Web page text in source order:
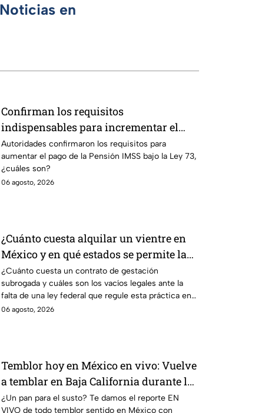
en
Confirman los requisitos
indispensables para incrementar el
pago de la Pensión IMSS bajo el
régimen de la Ley 73
Autoridades confirmaron los requisitos para
aumentar el pago de la Pensión IMSS bajo la Ley 73,
¿cuáles son?
06 agosto, 2026
¿Cuánto cuesta alquilar un vientre en
México y en qué estados se permite la
gestación subrogada?
¿Cuánto cuesta un contrato de gestación
subrogada y cuáles son los vacíos legales ante la
falta de una ley federal que regule esta práctica en
México?
06 agosto, 2026
Temblor hoy en México en vivo: Vuelve
a temblar en Baja California durante la
madrugada
¿Un pan para el susto? Te damos el reporte EN
VIVO de todo temblor sentido en México con